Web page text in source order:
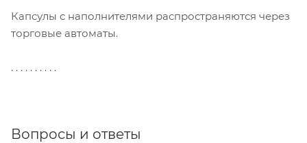
Капсулы с наполнителями распространяются через
торговые автоматы.
. . . . . . . . . .
Вопросы и ответы